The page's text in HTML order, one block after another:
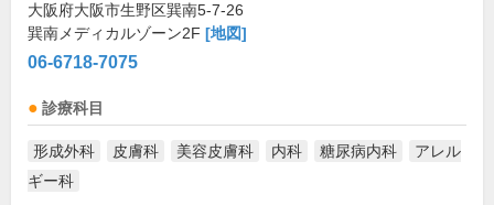
大阪府大阪市生野区巽南5-7-26
巽南メディカルゾーン2F [地図]
06-6718-7075
診療科目
形成外科 皮膚科 美容皮膚科 内科 糖尿病内科
アレル
ギー科